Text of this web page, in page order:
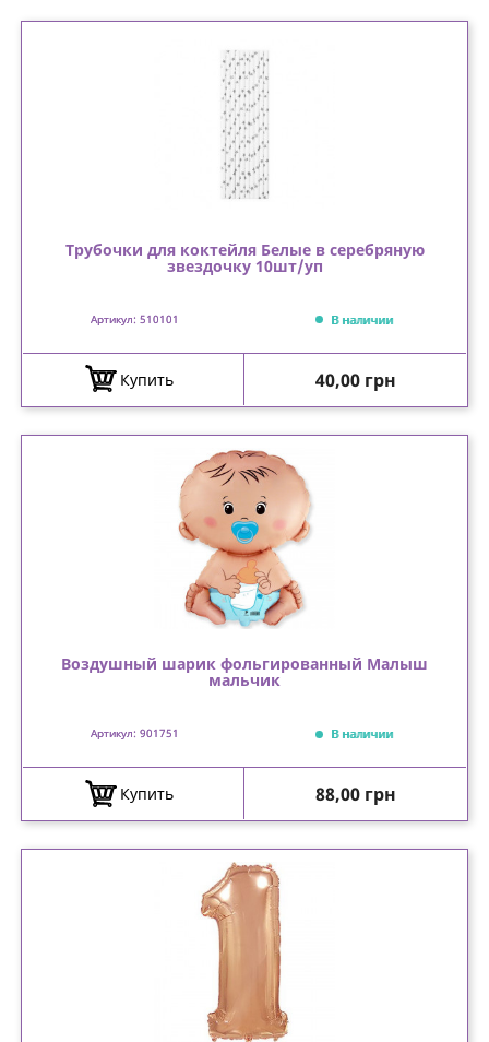
Трубочки для коктейля Белые в серебряную
звездочку 10шт/уп
Артикул: 510101 В наличии
Купить Цена
40,00 грн
Воздушный шарик фольгированный Малыш
мальчик
Артикул: 901751 В наличии
Купить Цена
88,00 грн